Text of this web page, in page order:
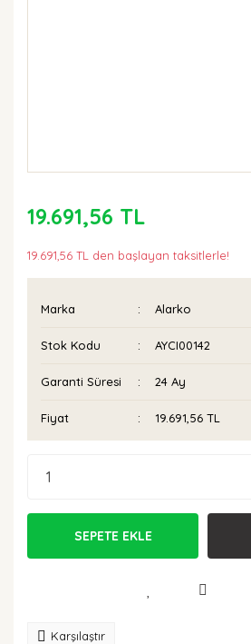
19.691,56 TL
19.691,56 TL den başlayan taksitlerle!
Marka Alarko
Stok Kodu AYCI00142
Garanti Süresi 24 Ay
Fiyat 19.691,56 TL
SEPETE EKLE
Karşılaştır